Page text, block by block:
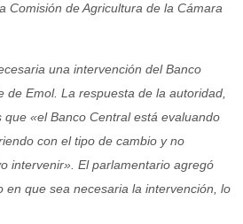
Comisión de Agricultura de la Cámara
una intervención del Banco
de Emol. La respuesta de la autoridad,
«el Banco Central está evaluando
con el tipo de cambio y no
intervenir». El parlamentario agregó
en que sea necesaria la intervención, lo